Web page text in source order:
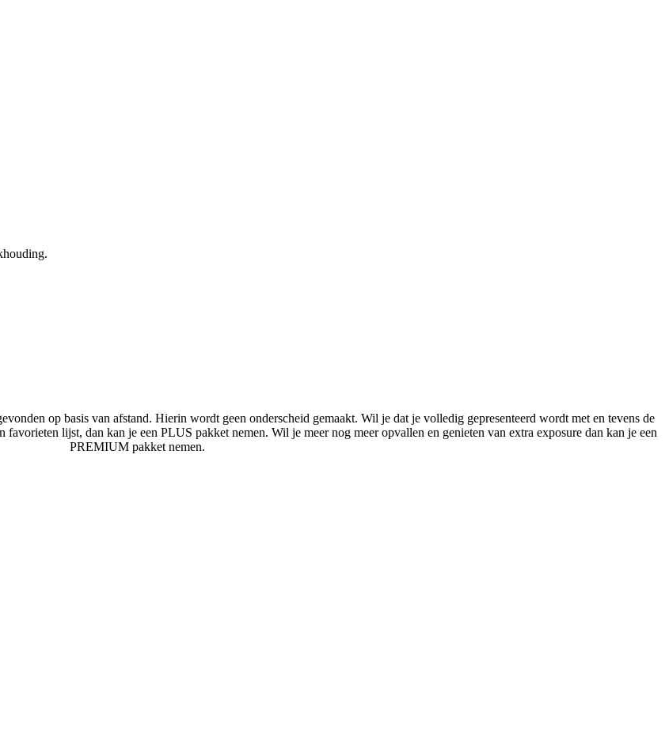
op basis van afstand. Hierin wordt geen onderscheid gemaakt. Wil je dat je volledig gepresenteerd wordt met en tevens de
lijst, dan kan je een PLUS pakket nemen. Wil je meer nog meer opvallen en genieten van extra exposure dan kan je een
PREMIUM pakket nemen.